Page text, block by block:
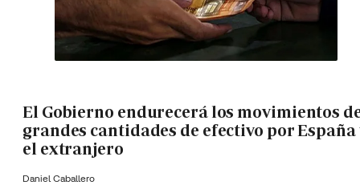
El Gobierno endurecerá los movimientos
grandes cantidades de efectivo por España
el extranjero
Daniel Caballero